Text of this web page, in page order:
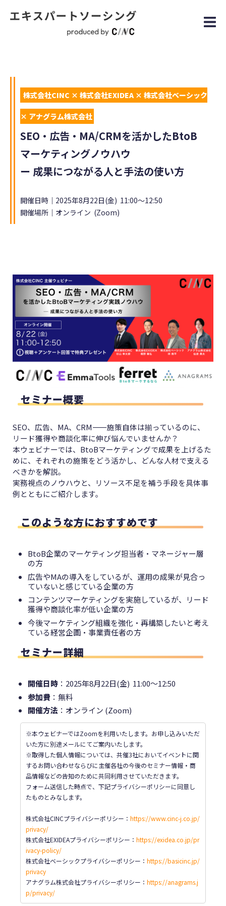
株式会社CINC × 株式会社EXIDEA × 株式会社ベーシック
× アナグラム株式会社
SEO・広告・MA/CRMを活かしたBtoB
マーケティングノウハウ
ー 成果につながる人と手法の使い方
開催日時｜2025年8月22日(金) 11:00～12:50
開催場所｜オンライン (Zoom)
セミナー概要
SEO、広告、MA、CRM——施策自体は揃っているのに、
リード獲得や商談化率に伸び悩んでいませんか？
本ウェビナーでは、BtoBマーケティングで成果を上げるた
めに、それぞれの施策をどう活かし、どんな人材で支える
べきかを解説。
実務視点のノウハウと、リソース不足を補う手段を具体事
例とともにご紹介します。
このような方におすすめです
BtoB企業のマーケティング担当者・マネージャー層
の方
広告やMAの導入をしているが、運用の成果が見合っ
ていないと感じている企業の方
コンテンツマーケティングを実施しているが、リード
獲得や商談化率が低い企業の方
今後マーケティング組織を強化・再構築したいと考え
ている経営企画・事業責任者の方
セミナー詳細
開催日時 ：2025年8月22日(金) 11:00～12:50
参加費 ：無料
開催方法 ：オンライン (Zoom)
※本ウェビナーではZoomを利用いたします。お申し込みいただ
いた方に別途メールにてご案内いたします。
※取得した個人情報については、共催3社においてイベントに関
するお問い合わせならびに主催各社の今後のセミナー情報・商
品情報などの告知のために共同利用させていただきます。
フォーム送信した時点で、下記プライバシーポリシーに同意し
たものとみなします。
株式会社CINCプライバシーポリシー： https://www.cinc-j.co.jp/
privacy/
株式会社EXIDEAプライバシーポリシー： https://exidea.co.jp/pr
ivacy-policy/
株式会社ベーシックプライバシーポリシー ： https://basicinc.jp/
privacy
アナグラム株式会社プライバシーポリシー： https://anagrams.j
p/privacy/